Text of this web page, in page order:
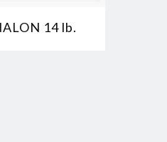
14 lb.